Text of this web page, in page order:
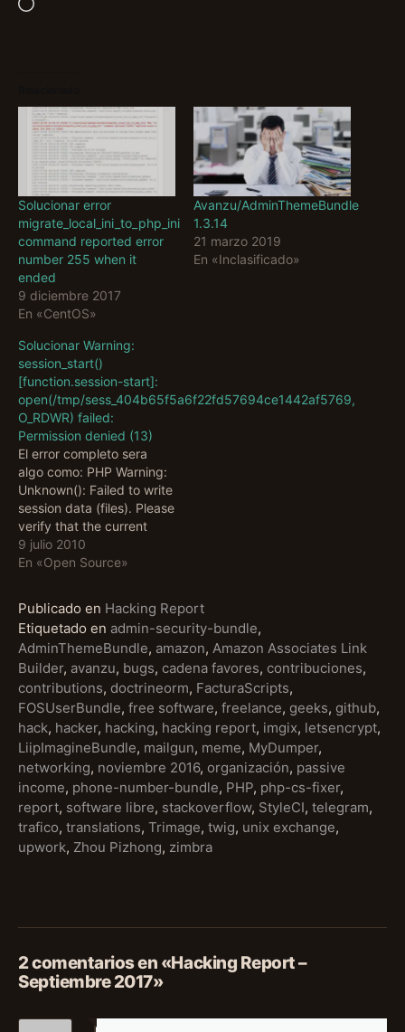
Cargando...
Solucionar error
migrate_local_ini_to_php_ini
command reported error
number 255 when it
ended
9 diciembre 2017
En «CentOS»
Avanzu/AdminThemeBundle
1.3.14
21 marzo 2019
En «Inclasificado»
Solucionar Warning:
session_start()
[function.session-start]:
open(/tmp/sess_404b65f5a6f22fd57694ce1442af5769,
O_RDWR) failed:
Permission denied (13)
El error completo sera
algo como: PHP Warning:
Unknown(): Failed to write
session data (files). Please
verify that the current
setting of
session.save_path is
Warning: Unknown():
open(/tmp/sess_404b65f5a6f22fd57694ce1442af5769,
O_RDWR) failed: No such
file or directory (2) in
Unknown on line 0 PHP
Warning:…
9 julio 2010
En «Open Source»
Publicado en Hacking Report
Etiquetado en admin-security-bundle,
AdminThemeBundle, amazon, Amazon Associates Link
Builder, avanzu, bugs, cadena favores, contribuciones,
contributions, doctrineorm, FacturaScripts,
FOSUserBundle, free software, freelance, geeks, github,
hack, hacker, hacking, hacking report, imgix, letsencrypt,
LiipImagineBundle, mailgun, meme, MyDumper,
networking, noviembre 2016, organización, passive
income, phone-number-bundle, PHP, php-cs-fixer,
report, software libre, stackoverflow, StyleCI, telegram,
trafico, translations, Trimage, twig, unix exchange,
upwork, Zhou Pizhong, zimbra
2 comentarios en «Hacking Report –
Septiembre 2017»